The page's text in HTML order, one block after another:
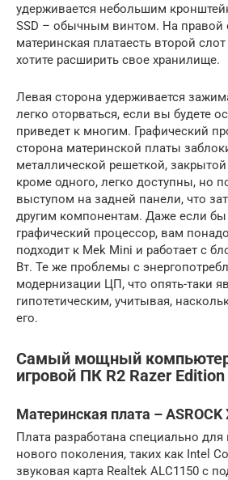
удерживается небольшим
SSD – обычным винтом. На правой
материнская платаесть второй
хотите расширить свое хранилище.
Левая сторона удерживается
легко оторваться, если вы будете
приведет к многим. Графический
сторона материнской платы
металлической решеткой,
кроме одного, легко доступны, но
выступом на задней панели, что
другим компонентам. Даже если
графический процессор, вам
подходит к Mek Mini и работает с
Вт. Те же проблемы с
модернизации ЦП, что опять-таки
гипотетическим, учитывая,
его.
Самый мощный
игровой ПК R2 Razer Edition
Материнская плата – ASROCK
Плата разработана специально для
нового поколения, таких как Intel
звуковая карта Realtek ALC1150 с